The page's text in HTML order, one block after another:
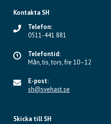
Kontakta SH
Telefon:
0511-441 881
Telefontid:
Mån, tis, tors, fre 10–12
E-post:
sh@svehast.se
Skicka till SH